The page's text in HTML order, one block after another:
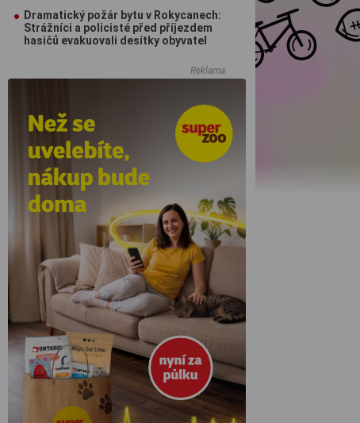
Dramatický požár bytu v Rokycanech:
Strážníci a policisté před příjezdem
hasičů evakuovali desítky obyvatel
Reklama